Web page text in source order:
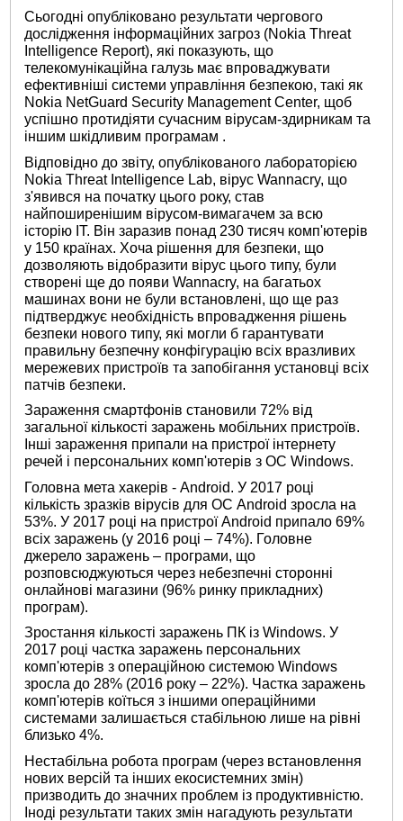
Сьогодні опубліковано результати чергового
дослідження інформаційних загроз (Nokia Threat
Intelligence Report), які показують, що
телекомунікаційна галузь має впроваджувати
ефективніші системи управління безпекою, такі як
Nokia NetGuard Security Management Center, щоб
успішно протидіяти сучасним вірусам-здирникам та
іншим шкідливим програмам .
Відповідно до звіту, опублікованого лабораторією
Nokia Threat Intelligence Lab, вірус Wannacry, що
з'явився на початку цього року, став
найпоширенішим вірусом-вимагачем за всю
історію ІТ. Він заразив понад 230 тисяч комп'ютерів
у 150 країнах. Хоча рішення для безпеки, що
дозволяють відобразити вірус цього типу, були
створені ще до появи Wannacry, на багатьох
машинах вони не були встановлені, що ще раз
підтверджує необхідність впровадження рішень
безпеки нового типу, які могли б гарантувати
правильну безпечну конфігурацію всіх вразливих
мережевих пристроїв та запобігання установці всіх
патчів безпеки.
Зараження смартфонів становили 72% від
загальної кількості заражень мобільних пристроїв.
Інші зараження припали на пристрої інтернету
речей і персональних комп'ютерів з ОС Windows.
Головна мета хакерів - Android. У 2017 році
кількість зразків вірусів для ОС Android зросла на
53%. У 2017 році на пристрої Android припало 69%
всіх заражень (у 2016 році – 74%). Головне
джерело заражень – програми, що
розповсюджуються через небезпечні сторонні
онлайнові магазини (96% ринку прикладних)
програм).
Зростання кількості заражень ПК із Windows. У
2017 році частка заражень персональних
комп'ютерів з операційною системою Windows
зросла до 28% (2016 року – 22%). Частка заражень
комп'ютерів коїться з іншими операційними
системами залишається стабільною лише на рівні
близько 4%.
Нестабільна робота програм (через встановлення
нових версій та інших екосистемних змін)
призводить до значних проблем із продуктивністю.
Іноді результати таких змін нагадують результати